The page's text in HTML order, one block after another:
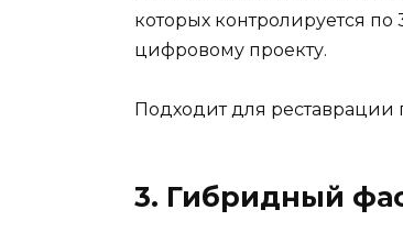
которых контролируется
цифровому проекту.
Подходит для
3. Гибридный